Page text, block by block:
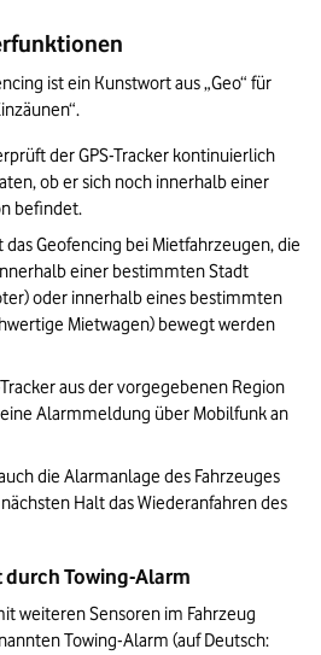
ist ein Kunstwort aus „Geo“ für
der GPS-Tracker kontinuierlich
ob er sich noch innerhalb einer
befindet.
Geofencing bei Mietfahrzeugen, die
einer bestimmten Stadt
oder innerhalb eines bestimmten
Mietwagen) bewegt werden
aus der vorgegebenen Region
Alarmmeldung über Mobilfunk an
die Alarmanlage des Fahrzeuges
Halt das Wiederanfahren des
Towing-Alarm
weiteren Sensoren im Fahrzeug
Towing-Alarm (auf Deutsch: